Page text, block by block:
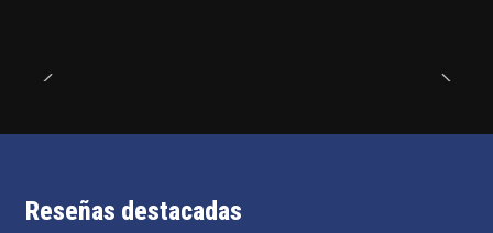
Reseñas destacadas